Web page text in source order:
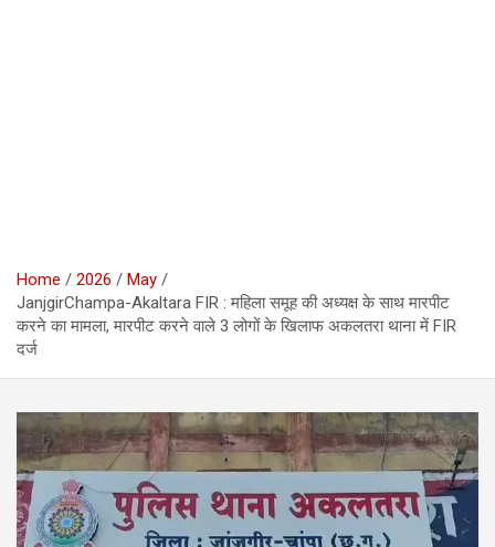
Home 2026
May
JanjgirChampa-Akaltara FIR : महिला समूह की अध्यक्ष के साथ मारपीट
करने का मामला, मारपीट करने वाले 3 लोगों के खिलाफ अकलतरा थाना में FIR
दर्ज